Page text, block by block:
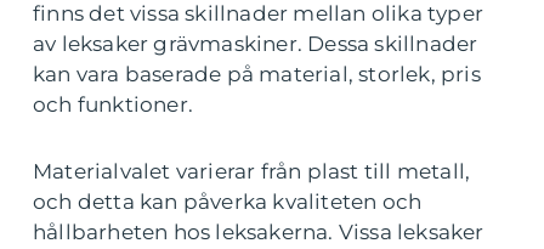
finns det vissa skillnader mellan olika typer
av leksaker grävmaskiner. Dessa skillnader
kan vara baserade på material, storlek, pris
och funktioner.
Materialvalet varierar från plast till metall,
och detta kan påverka kvaliteten och
hållbarheten hos leksakerna. Vissa leksaker